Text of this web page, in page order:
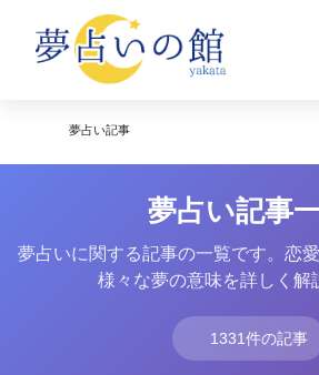
夢占い記事
夢占い記事
夢占いに関する記事の一覧です。恋
様々な夢の意味を詳しく解
1331件の記事